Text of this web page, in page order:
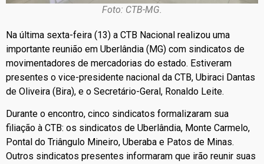
Foto: CTB-MG.
Na última sexta-feira (13) a CTB Nacional realizou uma
importante reunião em Uberlândia (MG) com sindicatos de
movimentadores de mercadorias do estado. Estiveram
presentes o vice-presidente nacional da CTB, Ubiraci Dantas
de Oliveira (Bira), e o Secretário-Geral, Ronaldo Leite.
Durante o encontro, cinco sindicatos formalizaram sua
filiação à CTB: os sindicatos de Uberlândia, Monte Carmelo,
Pontal do Triângulo Mineiro, Uberaba e Patos de Minas.
Outros sindicatos presentes informaram que irão reunir suas